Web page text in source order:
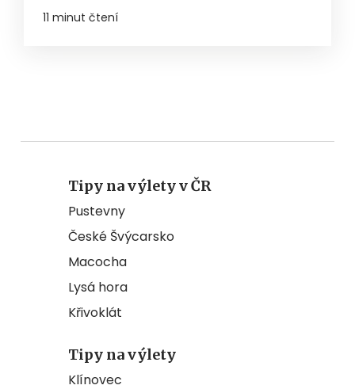
11 minut čtení
Tipy na výlety v ČR
Pustevny
České Švýcarsko
Macocha
Lysá hora
Křivoklát
Tipy na výlety
Klínovec